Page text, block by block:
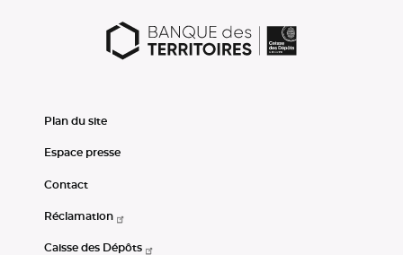
Plan du site
Espace presse
Contact
Réclamation
Caisse des Dépôts